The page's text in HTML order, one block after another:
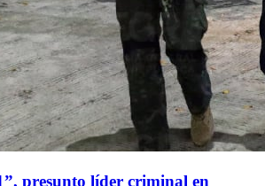
presunto líder criminal en